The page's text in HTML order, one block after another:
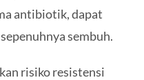
antibiotik, dapat
sembuh.
risiko resistensi